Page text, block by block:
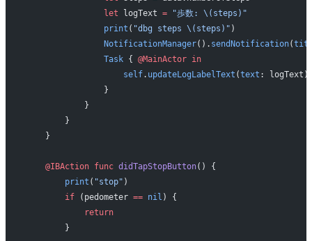
                let
logText = "歩数: \(steps) "
                print
( "dbg steps \(steps) " )
                NotificationManager
(). sendNotification(
                Task
{ @MainActor in
                    self
. updateLogLabelText (text : logText)
                }
            }
        }
    }
    @IBAction
func didTapStopButton() {
        print
( "stop" )
        if
(pedometer == nil ) {
            return
        }